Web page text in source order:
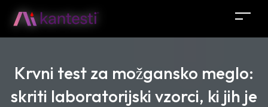
Krvni test za možgansko meglo:
skriti laboratorijski vzorci, ki jih je